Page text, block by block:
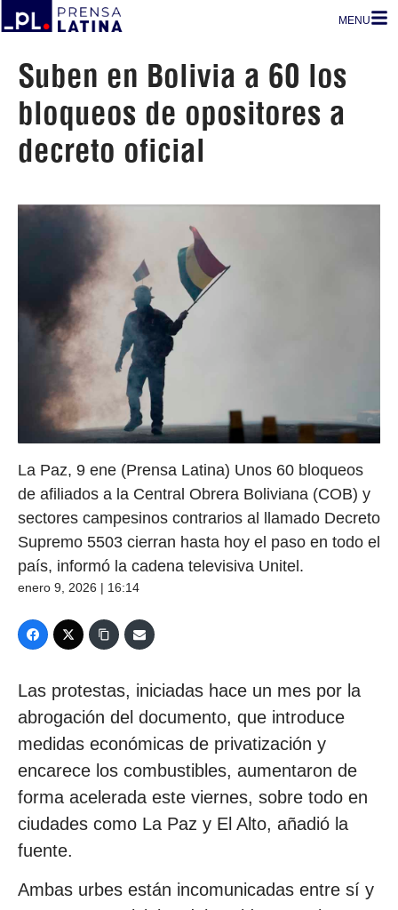
MENU
Suben en Bolivia a 60 los
bloqueos de opositores a
decreto oficial
La Paz, 9 ene (Prensa Latina) Unos 60 bloqueos
de afiliados a la Central Obrera Boliviana (COB) y
sectores campesinos contrarios al llamado Decreto
Supremo 5503 cierran hasta hoy el paso en todo el
país, informó la cadena televisiva Unitel.
enero 9, 2026 | 16:14
Las protestas, iniciadas hace un mes por la
abrogación del documento, que introduce
medidas económicas de privatización y
encarece los combustibles, aumentaron de
forma acelerada este viernes, sobre todo en
ciudades como La Paz y El Alto, añadió la
fuente.
Ambas urbes están incomunicadas entre sí y